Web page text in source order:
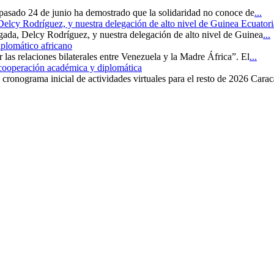
24 de junio ha demostrado que la solidaridad no conoce de...
Rodríguez, y nuestra delegación de alto nivel de Guinea
Delcy Rodríguez, y nuestra delegación de alto nivel de Guinea...
africano
relaciones bilaterales entre Venezuela y la Madre África”. El...
académica y diplomática
inicial de actividades virtuales para el resto de 2026